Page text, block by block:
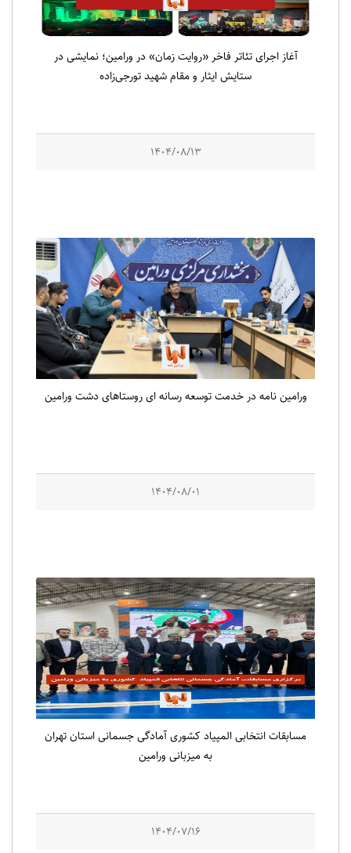
آغاز اجرای تئاتر فاخر «روایت زمان» در ورامین؛ نمایشی در
ستایش ایثار و مقام شهید تورجی‌زاده
1404/08/13
ورامین نامه در خدمت توسعه رسانه ای روستاهای دشت ورامین
1404/08/01
مسابقات انتخابی المپیاد کشوری آمادگی جسمانی استان تهران
به میزبانی ورامین
1404/07/16